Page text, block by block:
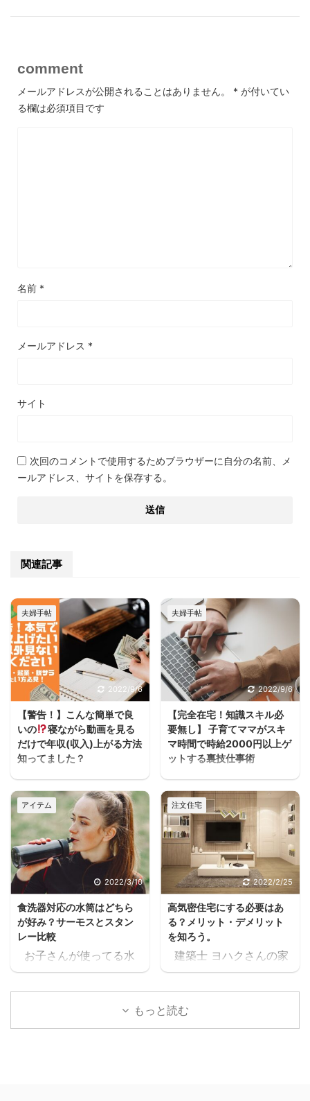
comment
メールアドレスが公開されることはありません。 * が付いてい
る欄は必須項目です
名前 *
メールアドレス *
サイト
次回のコメントで使用するためブラウザーに自分の名前、メ
ールアドレス、サイトを保存する。
関連記事
夫婦手帖
2022/9/6
【警告！】こんな簡単で良
いの
寝ながら動画を見る
だけで年収(収入)上がる方法
知ってました？
うわぁぁーーースキマ
ヨハクどした！ まじかー
ーーー！！スキマ ヨハク
何が！ 早く見とけば良か
ったーーー！スキマ ヨハ
クうるさいなぁ。何の
話？ 本当に無料で大丈夫
か、何回も確認したけ
ど、間違いなく無料だっ
たスキマ 11時間以上の無
料セミナーが見れた上
に、どんどん、追加でセ
ミナーが見れるんだけど
スキマ このセミナー、学
生の頃に見たかったなぁ
これ見てたら、恐らく人
夫婦手帖
2022/9/6
【完全在宅！知識スキル必
要無し】 子育てママがスキ
マ時間で時給2000円以上ゲ
ットする裏技仕事術
ヨハク子育てしながら働
きたいけどフルタイムは
厳しいし、でもお金は必
要だって人が家を建てる
方には多いと思うんだよ
ね。 住宅ローンが始ま
ると支出が増えるし、老
後の為にも共働きの家庭
が増えるよね・・・スキ
マ ヨハク普通はパート
に出たりして時給1,000
円前後の仕事を1日6時間
位頑張って働いて、何と
か月10万位は稼げるかも
しれないけど 肉体的・精
神的に疲労して夫婦喧嘩
アイテム
2022/3/10
食洗器対応の水筒はどちら
が好み？サーモスとスタン
レー比較
お子さんが使ってる水
筒や、ご家族が使ってる
水筒。 ヨハク食洗器で
洗うにつれて外側が剥が
注文住宅
2022/2/25
高気密住宅にする必要はあ
る？メリット・デメリット
を知ろう。
建築士 ヨハクさんの家
は 高気密住宅ですよ！
と言われたのですが ヨ
ハク高気密住宅って
もっと読む